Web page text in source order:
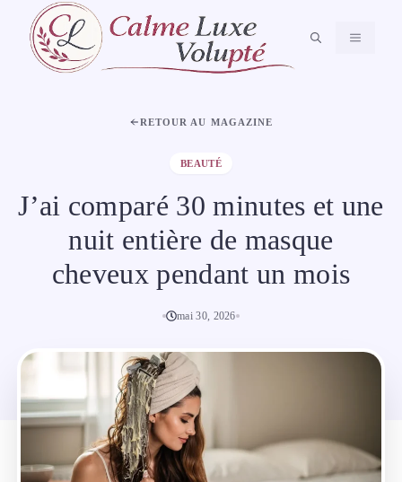
contenu
MENU
RETOUR AU MAGAZINE
BEAUTÉ
J’ai comparé 30 minutes et une
nuit entière de masque
cheveux pendant un mois
mai 30, 2026